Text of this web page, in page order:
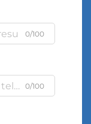
0/100
0/100